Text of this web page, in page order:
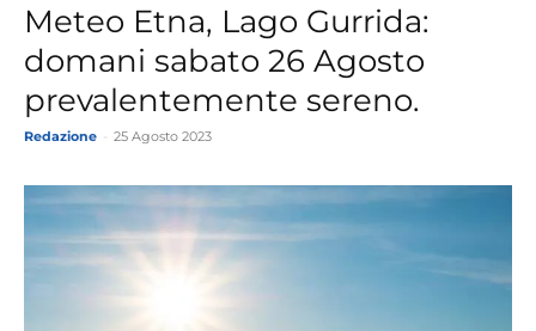
Meteo Etna, Lago Gurrida:
domani sabato 26 Agosto
prevalentemente sereno.
Redazione 25 Agosto 2023